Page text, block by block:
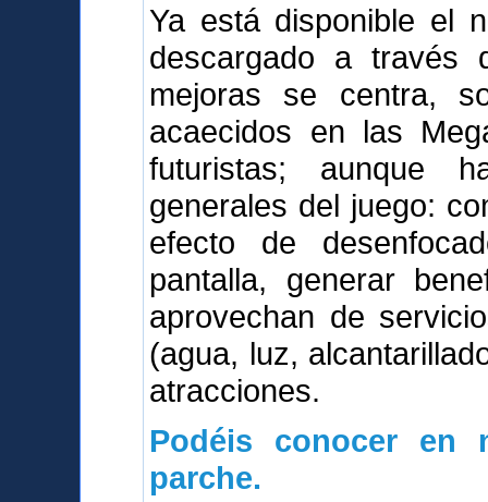
Ya está disponible el
descargado a través
mejoras se centra,
acaecidos en las
futuristas; aunque
generales del juego:
efecto de
pantalla, generar
aprovechan de
(agua, luz,
atracciones.
Podéis conocer en
parche.